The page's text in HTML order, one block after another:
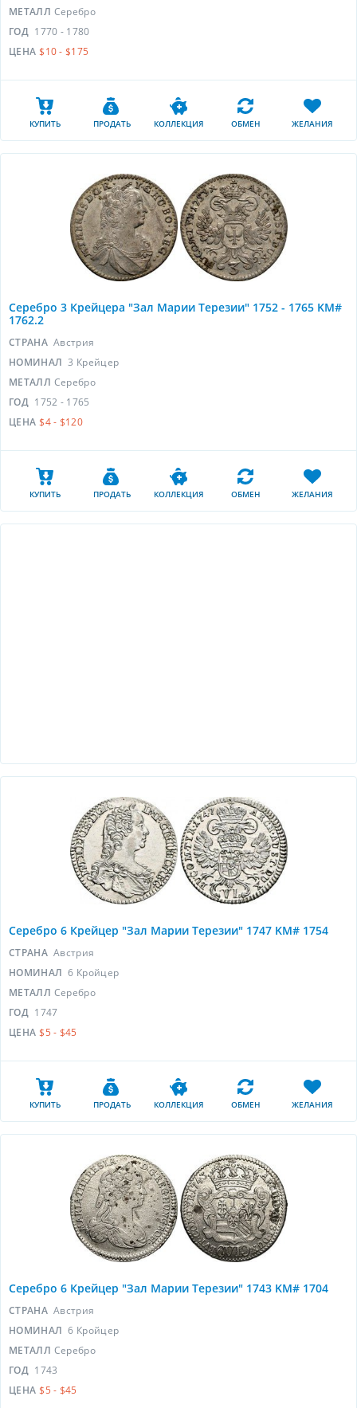
МЕТАЛЛ Серебро
ГОД 1770 - 1780
ЦЕНА $10 - $175
КУПИТЬ ПРОДАТЬ КОЛЛЕКЦИЯ ОБМЕН ЖЕЛАНИЯ
Серебро 3 Крейцера "Зал Марии Терезии" 1752 - 1765 KM#
1762.2
СТРАНА Австрия
НОМИНАЛ 3 Крейцер
МЕТАЛЛ Серебро
ГОД 1752 - 1765
ЦЕНА $4 - $120
КУПИТЬ ПРОДАТЬ КОЛЛЕКЦИЯ ОБМЕН ЖЕЛАНИЯ
Серебро 6 Крейцер "Зал Марии Терезии" 1747 KM# 1754
СТРАНА Австрия
НОМИНАЛ 6 Кройцер
МЕТАЛЛ Серебро
ГОД 1747
ЦЕНА $5 - $45
КУПИТЬ ПРОДАТЬ КОЛЛЕКЦИЯ ОБМЕН ЖЕЛАНИЯ
Серебро 6 Крейцер "Зал Марии Терезии" 1743 KM# 1704
СТРАНА Австрия
НОМИНАЛ 6 Кройцер
МЕТАЛЛ Серебро
ГОД 1743
ЦЕНА $5 - $45